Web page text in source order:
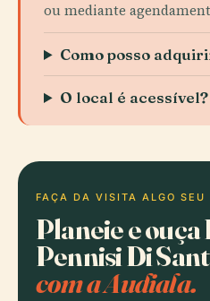
ou mediante
Como posso
O local é acessível?
FAÇA DA VISITA ALGO SEU
Planeie e ouça
Pennisi Di
com a Audiala.